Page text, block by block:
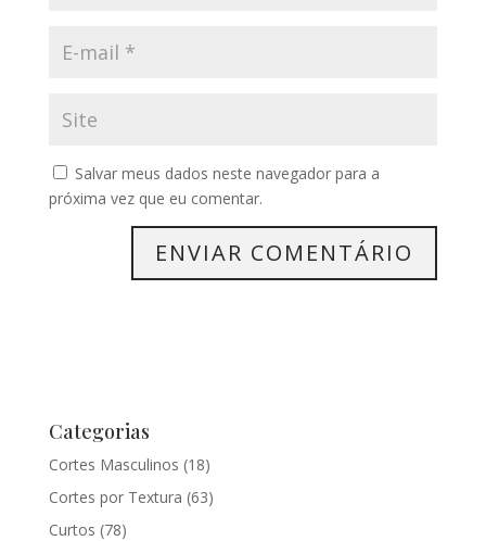
Salvar meus dados neste navegador para a
próxima vez que eu comentar.
Categorias
Cortes Masculinos (18)
Cortes por Textura (63)
Curtos (78)